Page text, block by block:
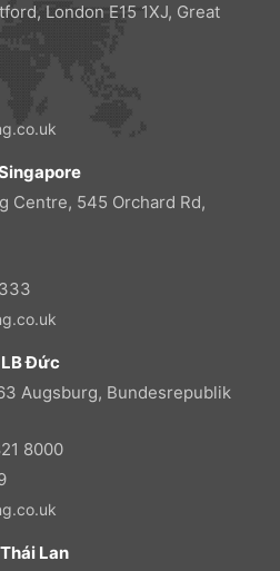
London E15 1XJ, Great
Centre, 545 Orchard Rd,
Đức
Augsburg, Bundesrepublik
8000
Lan